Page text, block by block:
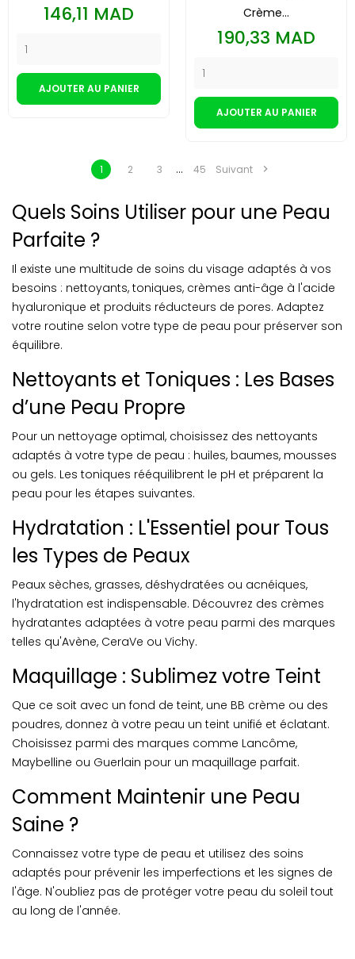
Prix
146,11 MAD
AJOUTER AU PANIER
Crème...
Prix
190,33 MAD
AJOUTER AU PANIER
1 2 3 … 45 Suivant 
Quels Soins Utiliser pour une Peau
Parfaite ?
Il existe une multitude de soins du visage adaptés à vos
besoins : nettoyants, toniques, crèmes anti-âge à l'acide
hyaluronique et produits réducteurs de pores. Adaptez
votre routine selon votre type de peau pour préserver son
équilibre.
Nettoyants et Toniques : Les Bases
d’une Peau Propre
Pour un nettoyage optimal, choisissez des nettoyants
adaptés à votre type de peau : huiles, baumes, mousses
ou gels. Les toniques rééquilibrent le pH et préparent la
peau pour les étapes suivantes.
Hydratation : L'Essentiel pour Tous
les Types de Peaux
Peaux sèches, grasses, déshydratées ou acnéiques,
l'hydratation est indispensable. Découvrez des crèmes
hydratantes adaptées à votre peau parmi des marques
telles qu'Avène, CeraVe ou Vichy.
Maquillage : Sublimez votre Teint
Que ce soit avec un fond de teint, une BB crème ou des
poudres, donnez à votre peau un teint unifié et éclatant.
Choisissez parmi des marques comme Lancôme,
Maybelline ou Guerlain pour un maquillage parfait.
Comment Maintenir une Peau
Saine ?
Connaissez votre type de peau et utilisez des soins
adaptés pour prévenir les imperfections et les signes de
l'âge. N'oubliez pas de protéger votre peau du soleil tout
au long de l'année.